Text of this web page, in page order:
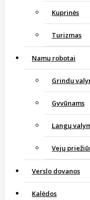
Kuprinės
Turizmas
Namų robotai
Grindų
Gyvūnams
Langų
Vejų
Verslo dovanos
Kalėdos